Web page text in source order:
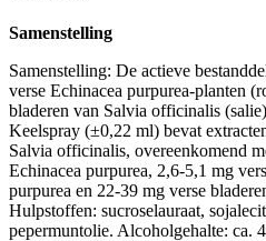
Samenstelling
Samenstelling: De actieve
verse Echinacea purpurea-planten
bladeren van Salvia officinalis
Keelspray (±0,22 ml) bevat
Salvia officinalis, overeenkomend
Echinacea purpurea, 2,6-5,1 mg
purpurea en 22-39 mg verse
Hulpstoffen: sucroselauraat,
pepermuntolie. Alcoholgehalte: ca.